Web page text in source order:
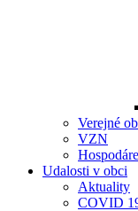
Verejné
VZN
Udalosti v obci
Aktuality
COVID